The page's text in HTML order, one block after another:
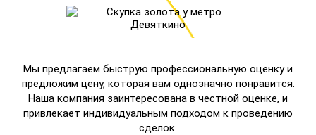
Мы предлагаем быструю профессиональную оценку и
предложим цену, которая вам однозначно понравится.
Наша компания заинтересована в честной оценке, и
привлекает индивидуальным подходом к проведению
сделок.